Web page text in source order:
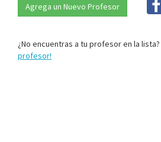
Agrega un Nuevo Profesor
¿No encuentras a tu profesor en la lista?
profesor!